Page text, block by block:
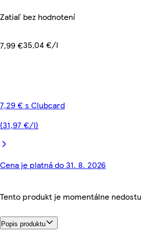
Zatiaľ bez hodnotení
7,99 €35,04 €/l
7,29 € s Clubcard
(31,97 €/l)
Cena je platná do 31. 8. 2026
Tento produkt je momentálne
Popis produktu